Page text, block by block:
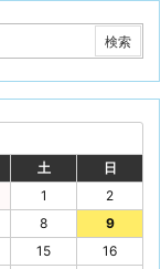
土
日
1
2
8
9
15
16